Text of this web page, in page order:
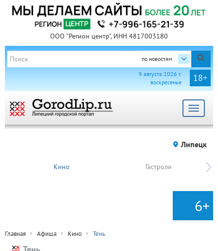
ООО "Регион центр", ИНН 4817003180
по новостям
18+
9 августа 2026 г.
воскресенье
Toggle
Липецк
Кино Гастроли
6+
Главная Афиша Кино Тень